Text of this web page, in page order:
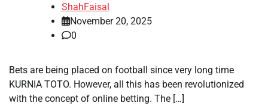
ShahFaisal
November 20, 2025
0
Bets are being placed on football since very long time
KURNIA TOTO. However, all this has been revolutionized
with the concept of online betting. The […]